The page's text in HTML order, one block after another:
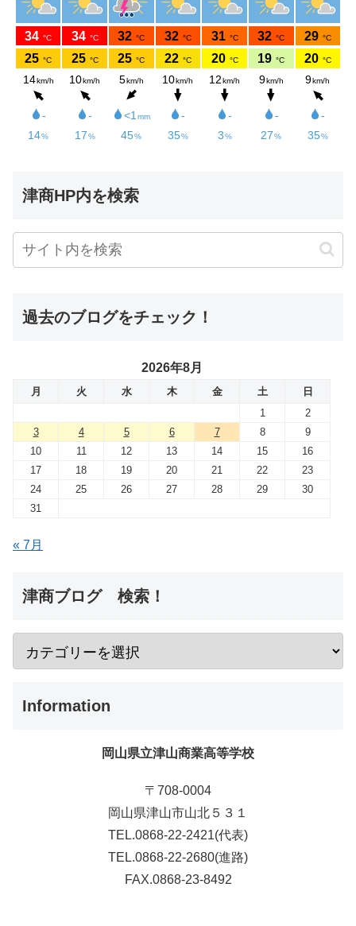
津商HP内を検索
過去のブログをチェック！
2026年8月
月 火 水 木 金 土
日
1
2
3
4 5 6 7 8
9
10
11 12 13 14 15
16
17
18 19 20 21 22
23
24
25 26 27 28 29
30
31
« 7月
津商ブログ 検索！
Information
岡山県立津山商業高等学校
〒708-0004
岡山県津山市山北５３１
TEL.0868-22-2421(代表)
TEL.0868-22-2680(進路)
FAX.0868-23-8492